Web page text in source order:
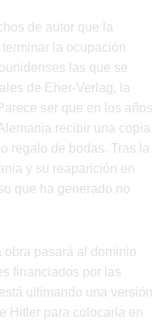
de autor que la
la ocupación
las que se
de Eher-Verlag, la
ser que en los años
recibir una copia
regalo de bodas. Tras la
y su reaparición en
que ha generado no
obra pasará al dominio
financiados por las
ultimando una versión
Hitler para colocarla en